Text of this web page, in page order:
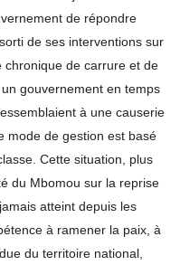
de répondre
de ses interventions sur
chronique de carrure et de
gouvernement en temps
à une causerie
mode de gestion est basé
Cette situation, plus
du Mbomou sur la reprise
atteint depuis les
à ramener la paix, à
du territoire national,